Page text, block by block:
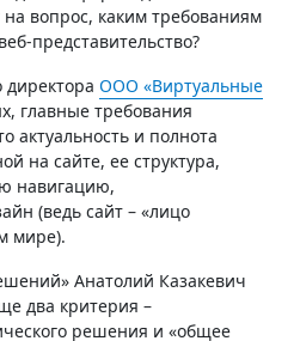
вопрос, каким требованиям
представительство?
ООО «Виртуальные
главные требования
актуальность и полнота
на сайте, ее структура,
навигацию,
(ведь сайт – «лицо
мире).
Анатолий Казакевич
два критерия –
решения и «общее